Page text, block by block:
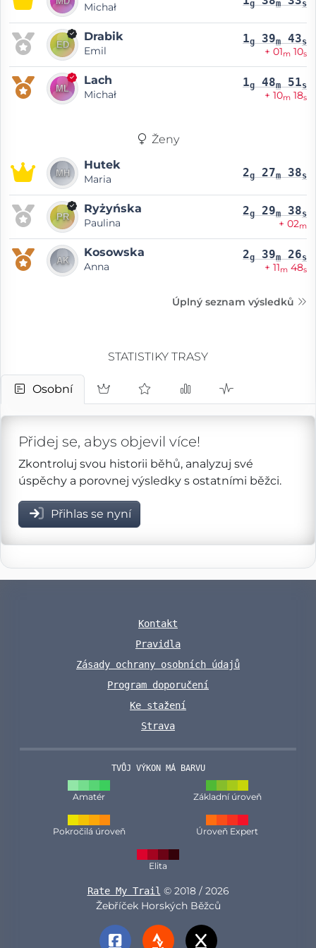
Michał g m s
Drabik
Emil
1g 39m 43s
+ 01m 10s
Lach
Michał
1g 48m 51s
+ 10m 18s
Ženy
Hutek
Maria 2g 27m 38s
Ryżyńska
Paulina
2g 29m 38s
+ 02m
Kosowska
Anna
2g 39m 26s
+ 11m 48s
Úplný seznam výsledků
STATISTIKY TRASY
Osobní
Přidej se, abys objevil více!
Zkontroluj svou historii běhů, analyzuj své
úspěchy a porovnej výsledky s ostatními běžci.
Přihlas se nyní
Kontakt
Pravidla
Zásady ochrany osobních údajů
Program doporučení
Ke stažení
Strava
TVŮJ VÝKON MÁ BARVU
Amatér Základní úroveň
Pokročilá úroveň Úroveň Expert
Elita
Rate My Trail © 2018 / 2026
Žebříček Horských Běžců